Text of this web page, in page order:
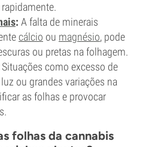
: A falta de minerais
cálcio ou magnésio, pode
ou pretas na folhagem.
Situações como excesso de
ou grandes variações na
as folhas e provocar
folhas da cannabis